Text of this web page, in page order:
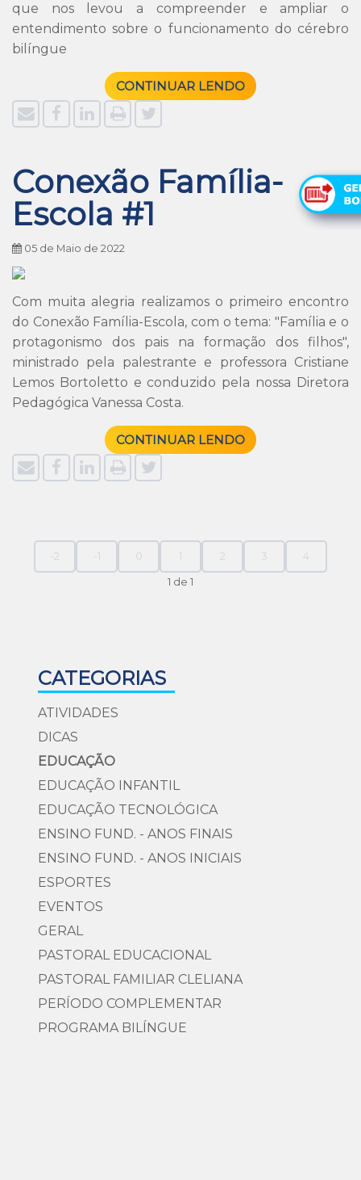
que nos levou a compreender e ampliar o
entendimento sobre o funcionamento do cérebro
bilíngue
CONTINUAR LENDO
Conexão Família-
Escola #1
05 de Maio de 2022
Com muita alegria realizamos o primeiro encontro
do Conexão Família-Escola, com o tema: "Família e o
protagonismo dos pais na formação dos filhos",
ministrado pela palestrante e professora Cristiane
Lemos Bortoletto e conduzido pela nossa Diretora
Pedagógica Vanessa Costa.
CONTINUAR LENDO
-2 -1 0 1 2 3 4
1 de 1
CATEGORIAS
ATIVIDADES
DICAS
EDUCAÇÃO
EDUCAÇÃO INFANTIL
EDUCAÇÃO TECNOLÓGICA
ENSINO FUND. - ANOS FINAIS
ENSINO FUND. - ANOS INICIAIS
ESPORTES
EVENTOS
GERAL
PASTORAL EDUCACIONAL
PASTORAL FAMILIAR CLELIANA
PERÍODO COMPLEMENTAR
PROGRAMA BILÍNGUE